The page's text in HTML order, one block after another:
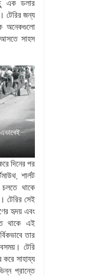
এক ডলার
টেরির জন্য
অনেকগুলো
সাহস
দিনের পর
শার্লট
চলতে থাকে
টেরির সেই
হৃদয় এবং
থাকে এই
তার
টেরি
সাহায্য
প্রান্তে